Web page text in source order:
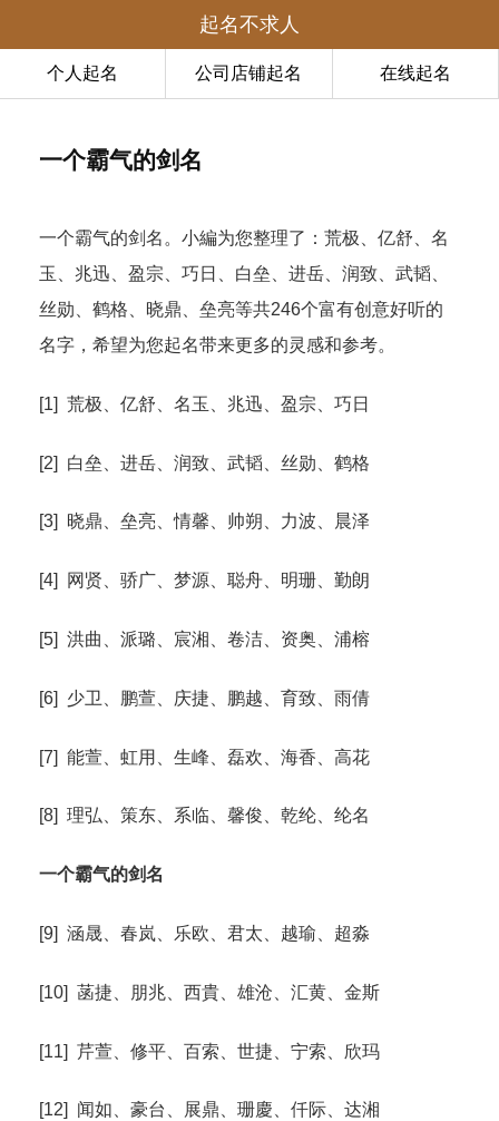
起名不求人
个人起名 公司店铺起名 在线起名
一个霸气的剑名
一个霸气的剑名。小編为您整理了：荒极、亿舒、名
玉、兆迅、盈宗、巧日、白垒、进岳、润致、武韬、
丝勋、鹤格、晓鼎、垒亮等共246个富有创意好听的
名字，希望为您起名带来更多的灵感和参考。
[1] 荒极、亿舒、名玉、兆迅、盈宗、巧日
[2] 白垒、进岳、润致、武韬、丝勋、鹤格
[3] 晓鼎、垒亮、情馨、帅朔、力波、晨泽
[4] 网贤、骄广、梦源、聪舟、明珊、勤朗
[5] 洪曲、派璐、宸湘、卷洁、资奥、浦榕
[6] 少卫、鹏萱、庆捷、鹏越、育致、雨倩
[7] 能萱、虹用、生峰、磊欢、海香、高花
[8] 理弘、策东、系临、馨俊、乾纶、纶名
一个霸气的剑名
[9] 涵晟、春岚、乐欧、君太、越瑜、超淼
[10] 菡捷、朋兆、西貴、雄沧、汇黄、金斯
[11] 芹萱、修平、百索、世捷、宁索、欣玛
[12] 闻如、豪台、展鼎、珊慶、仟际、达湘